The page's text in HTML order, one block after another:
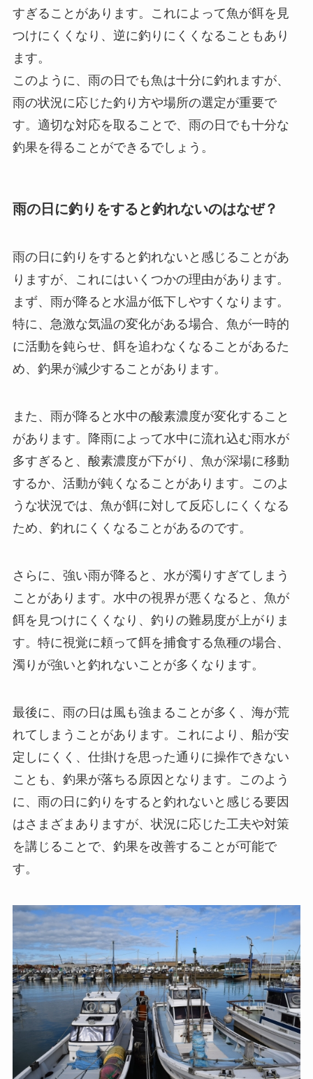
すぎることがあります。これによって魚が餌を見
つけにくくなり、逆に釣りにくくなることもあり
ます。
このように、雨の日でも魚は十分に釣れますが、
雨の状況に応じた釣り方や場所の選定が重要で
す。適切な対応を取ることで、雨の日でも十分な
釣果を得ることができるでしょう。
雨の日に釣りをすると釣れないのはなぜ？
雨の日に釣りをすると釣れないと感じることがあ
りますが、これにはいくつかの理由があります。
まず、雨が降ると水温が低下しやすくなります。
特に、急激な気温の変化がある場合、魚が一時的
に活動を鈍らせ、餌を追わなくなることがあるた
め、釣果が減少することがあります。
また、雨が降ると水中の酸素濃度が変化すること
があります。降雨によって水中に流れ込む雨水が
多すぎると、酸素濃度が下がり、魚が深場に移動
するか、活動が鈍くなることがあります。このよ
うな状況では、魚が餌に対して反応しにくくなる
ため、釣れにくくなることがあるのです。
さらに、強い雨が降ると、水が濁りすぎてしまう
ことがあります。水中の視界が悪くなると、魚が
餌を見つけにくくなり、釣りの難易度が上がりま
す。特に視覚に頼って餌を捕食する魚種の場合、
濁りが強いと釣れないことが多くなります。
最後に、雨の日は風も強まることが多く、海が荒
れてしまうことがあります。これにより、船が安
定しにくく、仕掛けを思った通りに操作できない
ことも、釣果が落ちる原因となります。このよう
に、雨の日に釣りをすると釣れないと感じる要因
はさまざまありますが、状況に応じた工夫や対策
を講じることで、釣果を改善することが可能で
す。